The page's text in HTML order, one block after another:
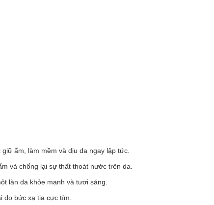
ẩm, làm mềm và dịu da ngay lập tức.
và chống lại sự thất thoát nước trên da.
làn da khỏe mạnh và tươi sáng.
do bức xạ tia cực tím.